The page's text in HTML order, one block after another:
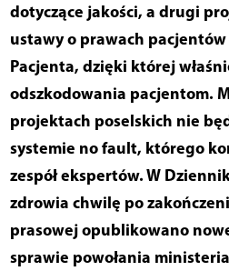
dotyczące jakości, a drugi
ustawy o prawach pacjentów
Pacjenta, dzięki której
odszkodowania pacjentom.
projektach poselskich nie
systemie no fault, którego
zespół ekspertów. W
zdrowia chwilę po
prasowej opublikowano
sprawie powołania